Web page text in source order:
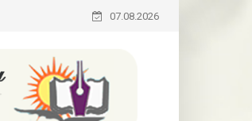
07.08.2026